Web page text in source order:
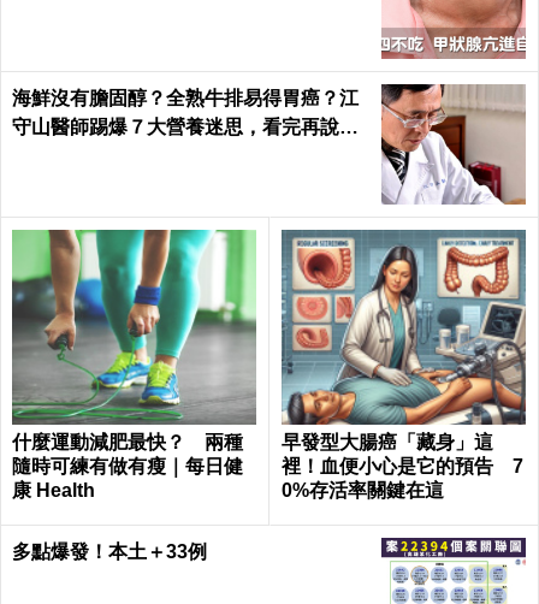
海鮮沒有膽固醇？全熟牛排易得胃癌？江
守山醫師踢爆７大營養迷思，看完再說你
什麼運動減肥最快？ 兩種
隨時可練有做有瘦｜每日健
康 Health
早發型大腸癌「藏身」這
裡！血便小心是它的預告 7
0%存活率關鍵在這
多點爆發！本土＋33例